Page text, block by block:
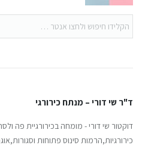
ד"ר שי דורי – מנתח כירורגי
דוקטור שי דורי - מומחה בכירורגיית פה
כירורגיות,הרמות סינוס פתוחות